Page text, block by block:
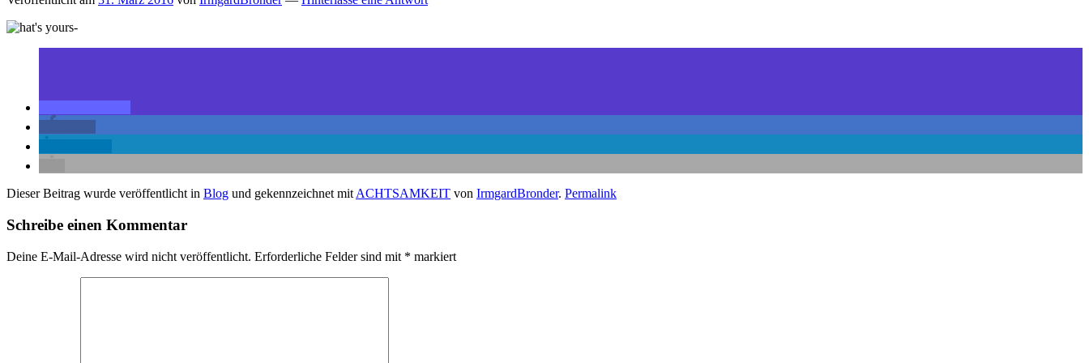
Dieser Beitrag wurde veröffentlicht in Blog und gekennzeichnet mitACHTSAMKEIT von IrmgardBronder. Permalink
Schreibe einen Kommentar
Deine E-Mail-Adresse wird nicht veröffentlicht. Erforderliche Felder sind mit * markiert